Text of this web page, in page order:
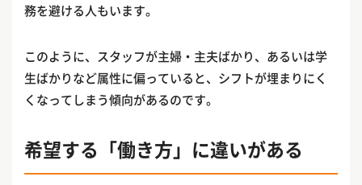
務を避ける人もいます。
このように、スタッフが主婦・主夫ばかり、あるいは学
生ばかりなど属性に偏っていると、シフトが埋まりにく
くなってしまう傾向があるのです。
希望する「働き方」に違いがある